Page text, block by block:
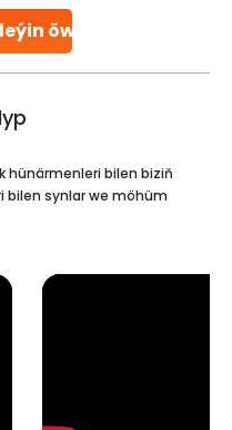
öwreniň
hünärmenleri bilen biziň
bilen synlar we möhüm